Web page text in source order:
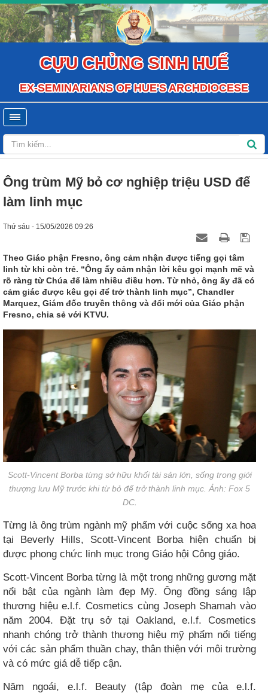
CỰU CHỦNG SINH HUẾ
EX-SEMINARIANS OF HUE'S ARCHDIOCESE
Ông trùm Mỹ bỏ cơ nghiệp triệu USD để
làm linh mục
Thứ sáu - 15/05/2026 09:26
Theo Giáo phận Fresno, ông cảm nhận được tiếng gọi tâm
linh từ khi còn trẻ. “Ông ấy cảm nhận lời kêu gọi mạnh mẽ và
rõ ràng từ Chúa để làm nhiều điều hơn. Từ nhỏ, ông ấy đã có
cảm giác được kêu gọi để trở thành linh mục”, Chandler
Marquez, Giám đốc truyền thông và đổi mới của Giáo phận
Fresno, chia sẻ với KTVU.
Scott-Vincent Borba từng sở hữu khối tài sản lớn, sống trong giới
thượng lưu Mỹ trước khi từ bỏ để trở thành linh mục. Ảnh: Fox 5
DC.
Từng là ông trùm ngành mỹ phẩm với cuộc sống xa hoa
tại Beverly Hills, Scott-Vincent Borba hiện chuẩn bị
được phong chức linh mục trong Giáo hội Công giáo.
Scott-Vincent Borba từng là một trong những gương mặt
nổi bật của ngành làm đẹp Mỹ. Ông đồng sáng lập
thương hiệu e.l.f. Cosmetics cùng Joseph Shamah vào
năm 2004. Đặt trụ sở tại Oakland, e.l.f. Cosmetics
nhanh chóng trở thành thương hiệu mỹ phẩm nổi tiếng
với các sản phẩm thuần chay, thân thiện với môi trường
và có mức giá dễ tiếp cận.
Năm ngoái, e.l.f. Beauty (tập đoàn mẹ của e.l.f.